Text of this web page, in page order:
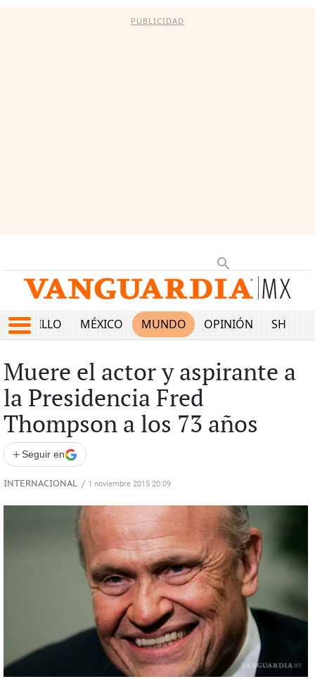
PUBLICIDAD
SALTILLO MÉXICO MUNDO OPINIÓN SHOW
Muere el actor y aspirante a
la Presidencia Fred
Thompson a los 73 años
+ Seguir en
INTERNACIONAL / 1 noviembre 2015 20:09